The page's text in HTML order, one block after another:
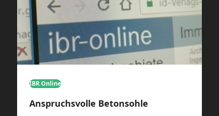
IBR Online
Anspruchsvolle Betonsohle